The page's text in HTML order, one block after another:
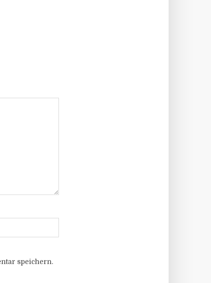
speichern.